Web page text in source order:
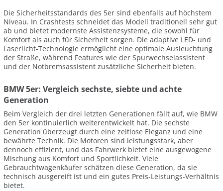
Die Sicherheitsstandards des 5er sind ebenfalls auf höchstem
Niveau. In Crashtests schneidet das Modell traditionell sehr gut
ab und bietet modernste Assistenzsysteme, die sowohl für
Komfort als auch für Sicherheit sorgen. Die adaptive LED- und
Laserlicht-Technologie ermöglicht eine optimale Ausleuchtung
der Straße, während Features wie der Spurwechselassistent
und der Notbremsassistent zusätzliche Sicherheit bieten.
BMW 5er: Vergleich sechste, siebte und achte
Generation
Beim Vergleich der drei letzten Generationen fällt auf, wie BMW
den 5er kontinuierlich weiterentwickelt hat. Die sechste
Generation überzeugt durch eine zeitlose Eleganz und eine
bewährte Technik. Die Motoren sind leistungsstark, aber
dennoch effizient, und das Fahrwerk bietet eine ausgewogene
Mischung aus Komfort und Sportlichkeit. Viele
Gebrauchtwagenkäufer schätzen diese Generation, da sie
technisch ausgereift ist und ein gutes Preis-Leistungs-Verhältnis
bietet.